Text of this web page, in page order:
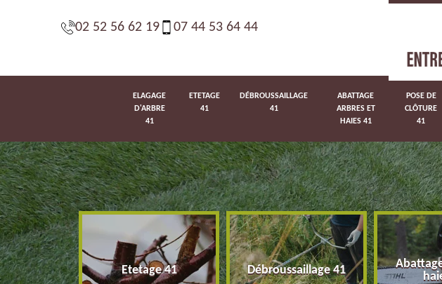
02 52 56 62 19 07 44 53 64 44
ELAGAGE
D'ARBRE
41
ETETAGE
41
DÉBROUSSAILLAGE
41
ABATTAGE
ARBRES ET
HAIES 41
POSE DE
CLÔTURE
41
41 Etetage 41 Débroussaillage 41